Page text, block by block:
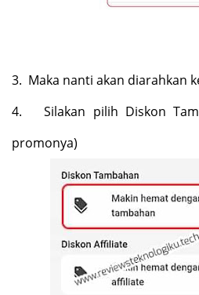
3. Maka nanti akan diarahkan
4.
Silakan pilih Diskon
promonya)